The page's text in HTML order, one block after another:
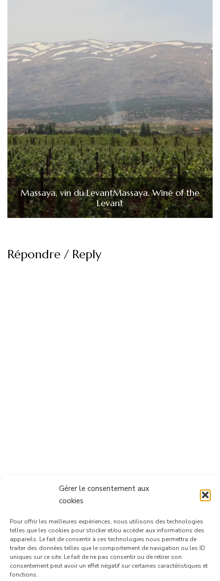
Gérer le consentement aux
cookies
Pour offrir les meilleures expériences, nous utilisons des technologies
telles que les cookies pour stocker et/ou accéder aux informations des
appareils. Le fait de consentir à ces technologies nous permettra de
traiter des données telles que le comportement de navigation ou les ID
uniques sur ce site. Le fait de ne pas consentir ou de retirer son
consentement peut avoir un effet négatif sur certaines caractéristiques et
fonctions.
Massaya, vin du LevantMassaya, Wine of the
Levant
Répondre / Reply